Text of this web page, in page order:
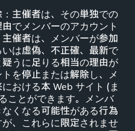
主催者は、その単独での
でメンバーのアカウント
催者は、メンバーが参加
は虚偽、不正確、最新で
うに足りる相当の理由が
を停止または解除し、メ
おける本 Web サイト (ま
ことができます。メンバ
くなる可能性がある行為
、これらに限定されませ